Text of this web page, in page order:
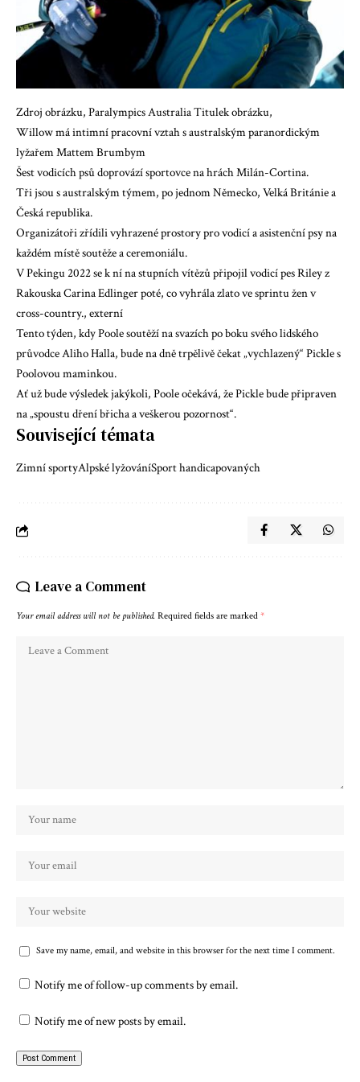
Zdroj obrázku, Paralympics Australia Titulek obrázku,
Willow má intimní pracovní vztah s australským paranordickým
lyžařem Mattem Brumbym
Šest vodicích psů doprovází sportovce na hrách Milán-Cortina.
Tři jsou s australským týmem, po jednom Německo, Velká Británie a
Česká republika.
Organizátoři zřídili vyhrazené prostory pro vodicí a asistenční psy na
každém místě soutěže a ceremoniálu.
V Pekingu 2022 se k ní na stupních vítězů připojil vodicí pes Riley z
Rakouska Carina Edlinger poté, co vyhrála zlato ve sprintu žen v
cross-country., externí
Tento týden, kdy Poole soutěží na svazích po boku svého lidského
průvodce Aliho Halla, bude na dně trpělivě čekat „vychlazený“ Pickle s
Poolovou maminkou.
Ať už bude výsledek jakýkoli, Poole očekává, že Pickle bude připraven
na „spoustu dření břicha a veškerou pozornost“.
Související témata
Zimní sportyAlpské lyžováníSport handicapovaných
Leave a Comment
Your email address will not be published. Required fields are marked *
Save my name, email, and website in this browser for the next time I comment.
Notify me of follow-up comments by email.
Notify me of new posts by email.